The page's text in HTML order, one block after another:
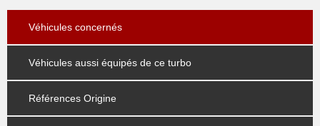
Véhicules concernés
Véhicules aussi équipés de ce turbo
Références Origine